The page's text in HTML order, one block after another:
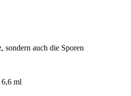
sondern auch die Sporen
ml